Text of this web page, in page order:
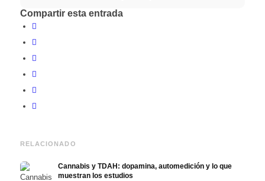
Compartir esta entrada
RELACIONADO
Cannabis y TDAH: dopamina, automedición y lo que
muestran los estudios